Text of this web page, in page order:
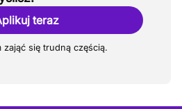
teraz
zająć się trudną częścią.